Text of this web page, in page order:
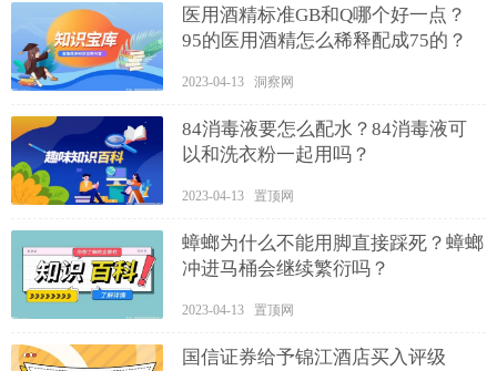
医用酒精标准GB和Q哪个好一点？
95的医用酒精怎么稀释配成75的？
2023-04-13 洞察网
84消毒液要怎么配水？84消毒液可
以和洗衣粉一起用吗？
2023-04-13 置顶网
蟑螂为什么不能用脚直接踩死？蟑螂
冲进马桶会继续繁衍吗？
2023-04-13 置顶网
国信证券给予锦江酒店买入评级